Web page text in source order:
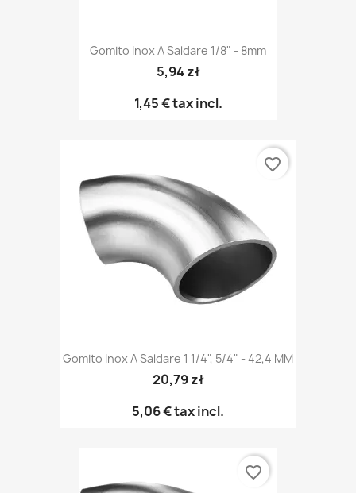
Gomito Inox A Saldare 1/8" - 8mm
5,94 zł
1,45 €tax incl.
Gomito Inox A Saldare 1 1/4", 5/4" - 42,4 MM
20,79 zł
5,06 €tax incl.
favorite_border
favorite_border